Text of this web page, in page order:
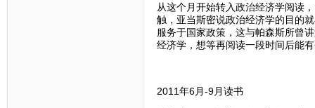
从这个月开始转入政治经济学阅读
触，亚当斯密说政治经济学的目的
服务于国家政策，这与帕森斯所曾
经济学，想等再阅读一段时间后能
2011年6月-9月读书